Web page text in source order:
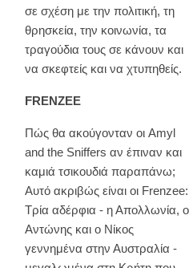
σε σχέση με την πολιτική, τη
θρησκεία, την κοινωνία, τα
τραγούδια τους σε κάνουν και
να σκεφτείς και να χτυπηθείς.
FRENZEE
Πώς θα ακούγονταν οι Amyl
and the Sniffers αν έπιναν και
καμιά τσικουδιά παραπάνω;
Αυτό ακριβώς είναι οι Frenzee:
Τρία αδέρφια - η Απολλωνία, ο
Αντώνης και ο Νίκος
γεννημένα στην Αυστραλία -